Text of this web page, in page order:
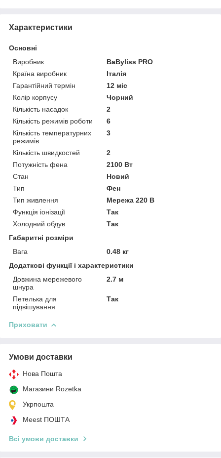
Характеристики
Основні
Виробник
BaByliss PRO
Країна виробник
Італія
Гарантійний термін
12 міс
Колір корпусу
Чорний
Кількість насадок
2
Кількість режимів роботи
6
Кількість температурних
режимів
3
Кількість швидкостей
2
Потужність фена
2100 Вт
Стан
Новий
Тип
Фен
Тип живлення
Мережа 220 В
Функція іонізації
Так
Холодний обдув
Так
Габаритні розміри
Вага
0.48 кг
Додаткові функції і характеристики
Довжина мережевого
шнура
2.7 м
Петелька для
підвішування
Так
Приховати
Умови доставки
Нова Пошта
Магазини Rozetka
Укрпошта
Meest ПОШТА
Всі умови доставки